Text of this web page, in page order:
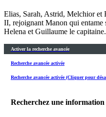
Elias, Sarah, Astrid, Melchior et
II, rejoignant Manon qui entame
Helena et Guillaume le capitaine.
Activer la recherche avancée
Recherche avancée activée
Recherche avancée activée (Cliquer pour
Recherchez une